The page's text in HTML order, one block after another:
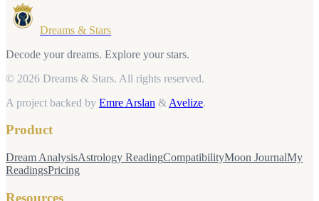
Dreams & Stars
Decode your dreams. Explore your stars.
© 2026 Dreams & Stars. All rights reserved.
A project backed by Emre Arslan & Avelize.
Product
Dream AnalysisAstrology ReadingCompatibilityMoon JournalMy
ReadingsPricing
Resources